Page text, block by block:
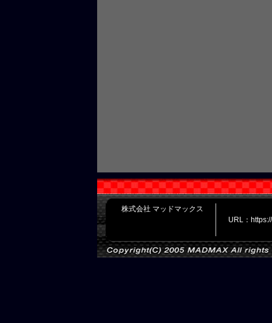
株式会社 マッドマックス
URL：